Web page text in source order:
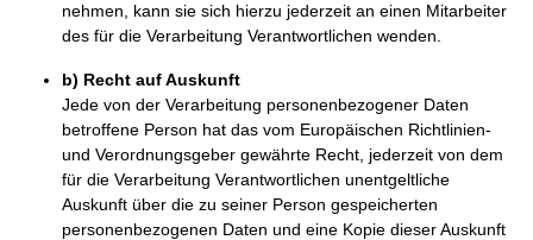
nehmen, kann sie sich hierzu jederzeit an einen Mitarbeiter
des für die Verarbeitung Verantwortlichen wenden.
b) Recht auf Auskunft
Jede von der Verarbeitung personenbezogener Daten
betroffene Person hat das vom Europäischen Richtlinien-
und Verordnungsgeber gewährte Recht, jederzeit von dem
für die Verarbeitung Verantwortlichen unentgeltliche
Auskunft über die zu seiner Person gespeicherten
personenbezogenen Daten und eine Kopie dieser Auskunft